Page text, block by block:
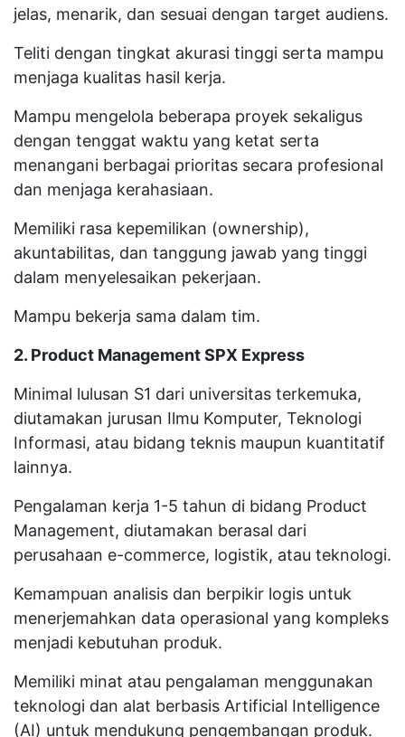
jelas, menarik, dan sesuai dengan target audiens.
Teliti dengan tingkat akurasi tinggi serta mampu
menjaga kualitas hasil kerja.
Mampu mengelola beberapa proyek sekaligus
dengan tenggat waktu yang ketat serta
menangani berbagai prioritas secara profesional
dan menjaga kerahasiaan.
Memiliki rasa kepemilikan (ownership),
akuntabilitas, dan tanggung jawab yang tinggi
dalam menyelesaikan pekerjaan.
Mampu bekerja sama dalam tim.
2. Product Management SPX Express
Minimal lulusan S1 dari universitas terkemuka,
diutamakan jurusan Ilmu Komputer, Teknologi
Informasi, atau bidang teknis maupun kuantitatif
lainnya.
Pengalaman kerja 1-5 tahun di bidang Product
Management, diutamakan berasal dari
perusahaan e-commerce, logistik, atau teknologi.
Kemampuan analisis dan berpikir logis untuk
menerjemahkan data operasional yang kompleks
menjadi kebutuhan produk.
Memiliki minat atau pengalaman menggunakan
teknologi dan alat berbasis Artificial Intelligence
(AI) untuk mendukung pengembangan produk.